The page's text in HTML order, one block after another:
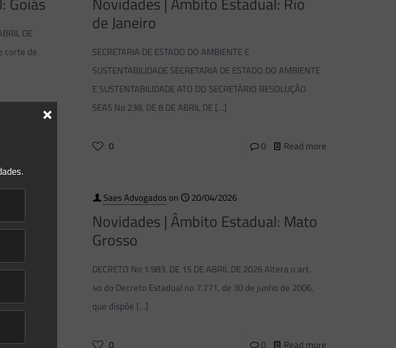
DE
corte de
Read more
de Janeiro
SECRETARIA DE ESTADO DO AMBIENTE E
SUSTENTABILIDADE SECRETARIA DE ESTADO DO AMBIENTE
E SUSTENTABILIDADE ATO DO SECRETÁRIO RESOLUÇÃO
SEAS No 238, DE 8 DE ABRIL DE […]
0 0 Read more
a
no 84,
Read more
Saes Advogadoson 20/04/2026
Novidades | Âmbito Estadual: Mato
Grosso
DECRETO No 1.983, DE 15 DE ABRIL DE 2026 Altera o art.
4o do Decreto Estadual no 7.771, de 30 de junho de 2006,
que dispõe […]
0 0 Read more
×